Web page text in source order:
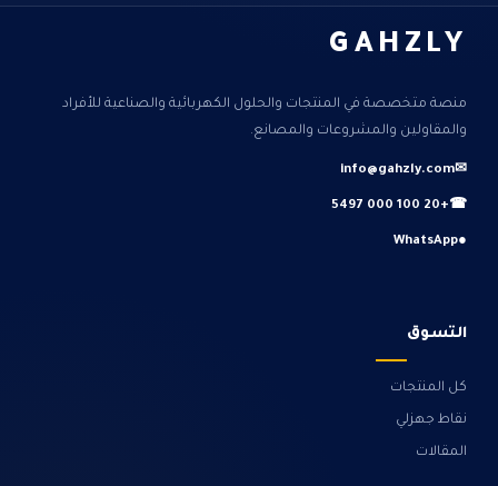
GAHZLY
منصة متخصصة في المنتجات والحلول الكهربائية والصناعية للأفراد
والمقاولين والمشروعات والمصانع.
✉
info@gahzly.com
☎
+20 100 000 5497
●
WhatsApp
التسوق
كل المنتجات
نقاط جهزلي
المقالات